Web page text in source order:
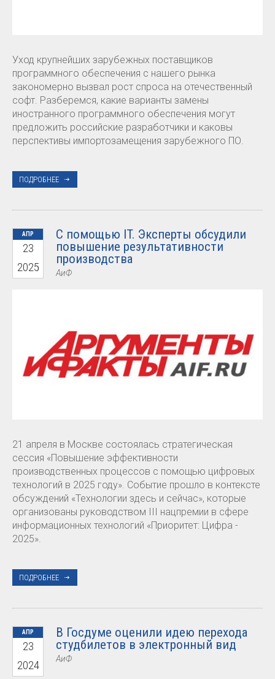
Уход крупнейших зарубежных поставщиков
программного обеспечения с нашего рынка
закономерно вызвал рост спроса на отечественный
софт. Разберемся, какие варианты замены
иностранного программного обеспечения могут
предложить российские разработчики и каковы
перспективы импортозамещения зарубежного ПО.
ПОДРОБНЕЕ
АПР
23
2025
С помощью IT. Эксперты обсудили
повышение результативности
производства
АиФ
21 апреля в Москве состоялась стратегическая
сессия «Повышение эффективности
производственных процессов с помощью цифровых
технологий в 2025 году». Событие прошло в контексте
обсуждений «Технологии здесь и сейчас», которые
организованы руководством III нацпремии в сфере
информационных технологий «Приоритет: Цифра -
2025».
ПОДРОБНЕЕ
АПР
23
2024
В Госдуме оценили идею перехода
студбилетов в электронный вид
АиФ